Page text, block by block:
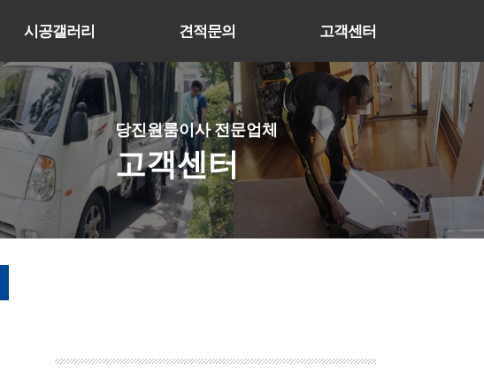
시공갤러리 견적문의 고객센터
당진원룸이사 전문업체
고객센터